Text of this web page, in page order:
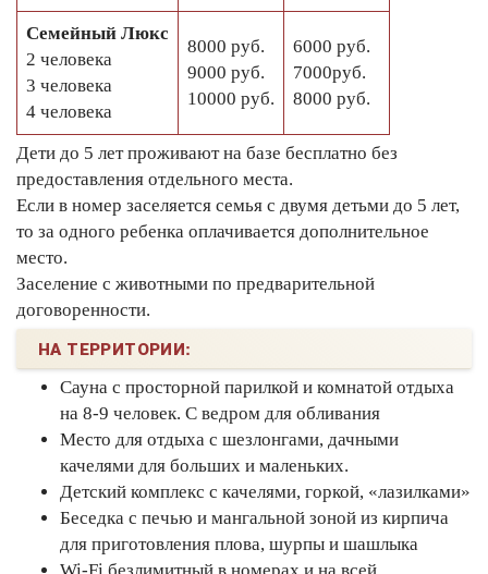
Семейный Люкс
2 человека
3 человека
4 человека
8000 руб.
9000 руб.
10000 руб.
6000 руб.
7000руб.
8000 руб.
Дети до 5 лет проживают на базе бесплатно без
предоставления отдельного места.
Если в номер заселяется семья с двумя детьми до 5 лет,
то за одного ребенка оплачивается дополнительное
место.
Заселение с животными по предварительной
договоренности.
НА ТЕРРИТОРИИ:
Сауна с просторной парилкой и комнатой отдыха
на 8-9 человек. С ведром для обливания
Место для отдыха с шезлонгами, дачными
качелями для больших и маленьких.
Детский комплекс с качелями, горкой, «лазилками»
Беседка с печью и мангальной зоной из кирпича
для приготовления плова, шурпы и шашлыка